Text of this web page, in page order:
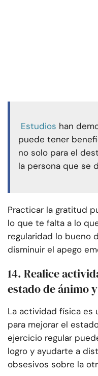
Estudios han
puede tener
no solo para el
la persona que se
Practicar la gratitud
lo que te falta a lo
regularidad lo bueno
disminuir el apego
14. Realice
estado de ánimo
La actividad física es
para mejorar el
ejercicio regular
logro y ayudarte a
obsesivos sobre la